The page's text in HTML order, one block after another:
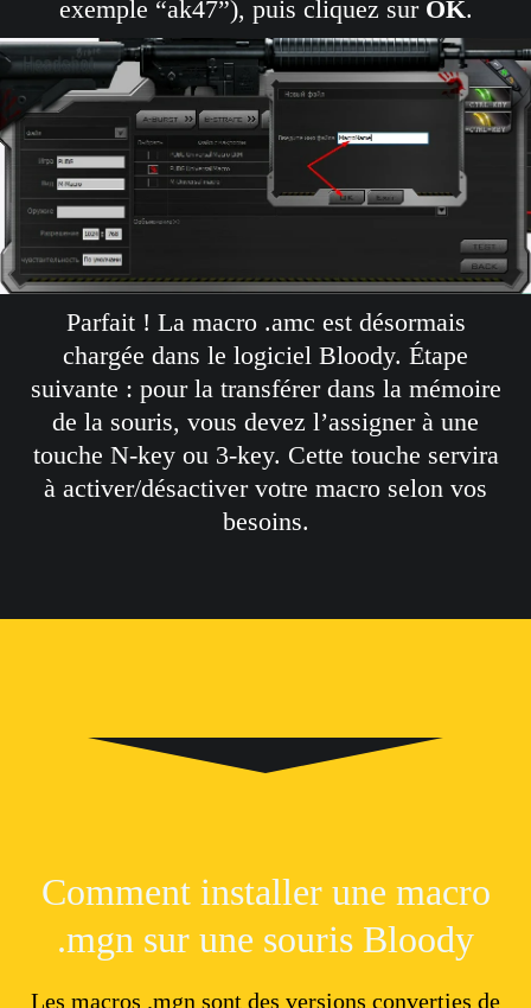
exemple “ak47”), puis cliquez sur OK.
Parfait ! La macro .amc est désormais
chargée dans le logiciel Bloody. Étape
suivante : pour la transférer dans la mémoire
de la souris, vous devez l’assigner à une
touche N-key ou 3-key. Cette touche servira
à activer/désactiver votre macro selon vos
besoins.
Comment installer une macro
.mgn sur une souris Bloody
Les macros .mgn sont des versions converties de